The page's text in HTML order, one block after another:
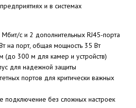
и в системах
с и 2 дополнительных RJ45-порта
на порт, общая мощность 35 Вт
300 м для камер и устройств)
для надежной защиты
портов для критически важных
подключение без сложных настроек